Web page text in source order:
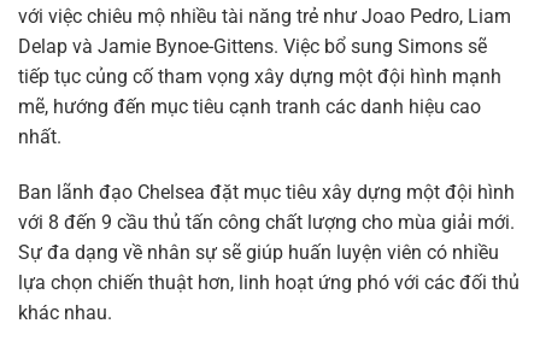
với việc chiêu mộ nhiều tài năng trẻ như Joao Pedro, Liam
Delap và Jamie Bynoe-Gittens. Việc bổ sung Simons sẽ
tiếp tục củng cố tham vọng xây dựng một đội hình mạnh
mẽ, hướng đến mục tiêu cạnh tranh các danh hiệu cao
nhất.
Ban lãnh đạo Chelsea đặt mục tiêu xây dựng một đội hình
với 8 đến 9 cầu thủ tấn công chất lượng cho mùa giải mới.
Sự đa dạng về nhân sự sẽ giúp huấn luyện viên có nhiều
lựa chọn chiến thuật hơn, linh hoạt ứng phó với các đối thủ
khác nhau.